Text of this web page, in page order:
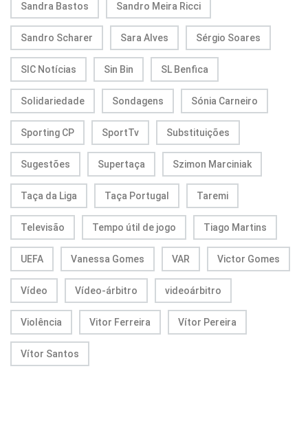
Sandra Bastos Sandro Meira Ricci
Sandro Scharer Sara Alves Sérgio Soares
SIC Notícias Sin Bin SL Benfica
Solidariedade Sondagens Sónia Carneiro
Sporting CP SportTv Substituições
Sugestões Supertaça Szimon Marciniak
Taça da Liga Taça Portugal Taremi
Televisão Tempo útil de jogo Tiago Martins
UEFA Vanessa Gomes VAR Victor Gomes
Vídeo Vídeo-árbitro videoárbitro
Violência Vitor Ferreira Vítor Pereira
Vítor Santos